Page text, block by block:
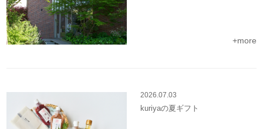
+more
2026.07.03
kuriyaの夏ギフト